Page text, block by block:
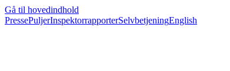
Gå til hovedindhold
PressePuljerInspektorrapporterSelvbetjeningEnglish